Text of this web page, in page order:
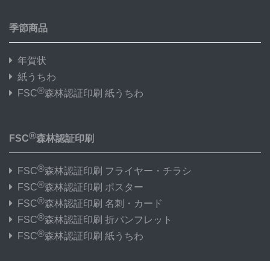
季節商品
年賀状
紙うちわ
FSC®森林認証印刷 紙うちわ
FSC®森林認証印刷
FSC®森林認証印刷 フライヤー・チラシ
FSC®森林認証印刷 ポスター
FSC®森林認証印刷 名刺・カード
FSC®森林認証印刷 折パンフレット
FSC®森林認証印刷 紙うちわ